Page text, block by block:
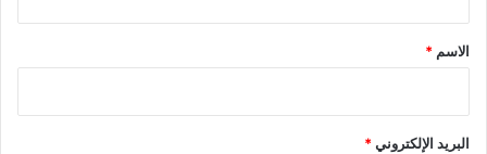
*
الاسم *
البريد الإلكتروني*